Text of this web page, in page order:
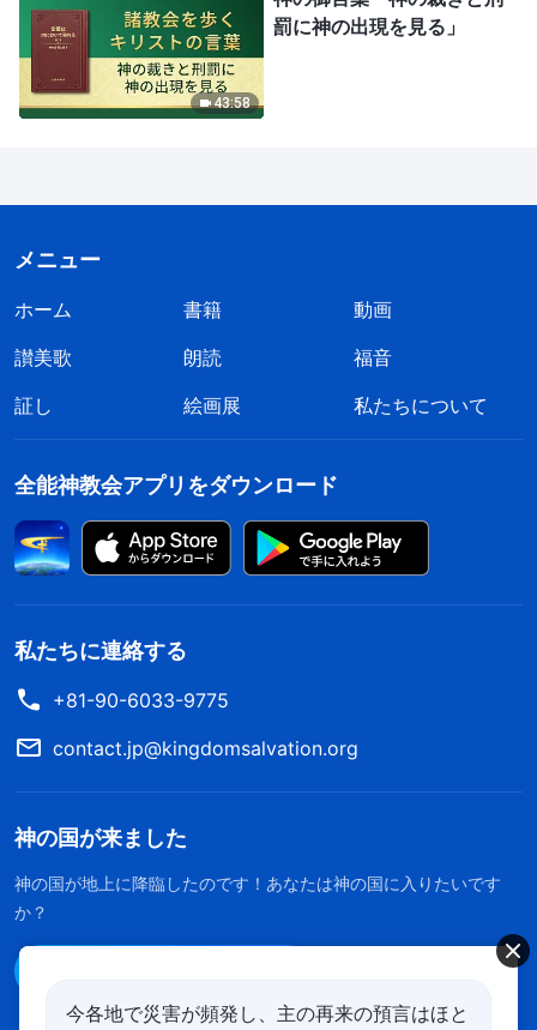
43:58
罰に神の出現を見る」
メニュー
ホーム 書籍
動画
讃美歌
朗読
福音
証し
絵画展 私たちについて
全能神教会アプリをダウンロード
私たちに連絡する
+81-90-6033-9775
contact.jp@kingdomsalvation.org
神の国が来ました
神の国が地上に降臨したのです！あなたは神の国に入りたいです
か？
今各地で災害が頻発し、主の再来の預言はほと